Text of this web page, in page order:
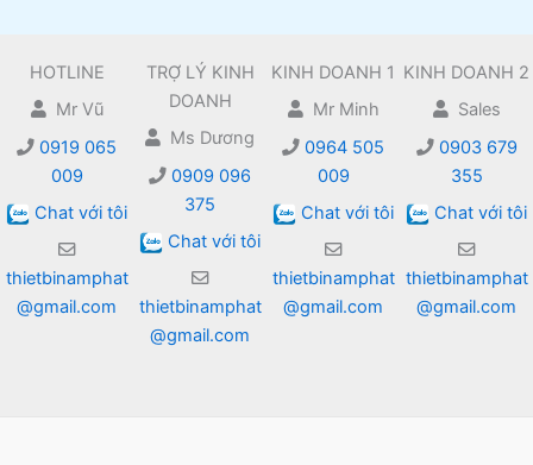
HOTLINE
Mr Vũ
0919 065
009
Chat với tôi
thietbinamphat
@gmail.com
TRỢ LÝ KINH
DOANH
Ms Dương
0909 096
375
Chat với tôi
thietbinamphat
@gmail.com
KINH DOANH 1
Mr Minh
0964 505
009
Chat với tôi
thietbinamphat
@gmail.com
KINH DOANH 2
Sales
0903 679
355
Chat với tôi
thietbinamphat
@gmail.com